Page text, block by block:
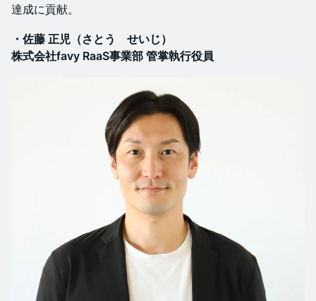
達成に貢献。
・佐藤 正児（さとう せいじ）
株式会社favy RaaS事業部 管掌執行役員